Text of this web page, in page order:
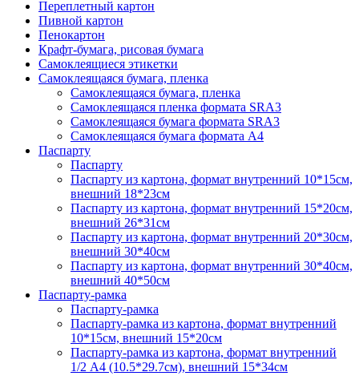
Переплетный картон
Пивной картон
Пенокартон
Крафт-бумага, рисовая бумага
Самоклеящиеся этикетки
Самоклеящаяся бумага, пленка
Самоклеящаяся бумага, пленка
Самоклеящаяся пленка формата SRА3
Самоклеящаяся бумага формата SRА3
Самоклеящаяся бумага формата А4
Паспарту
Паспарту
Паспарту из картона, формат внутренний 10*15см,
внешний 18*23см
Паспарту из картона, формат внутренний 15*20см,
внешний 26*31см
Паспарту из картона, формат внутренний 20*30см,
внешний 30*40см
Паспарту из картона, формат внутренний 30*40см,
внешний 40*50см
Паспарту-рамка
Паспарту-рамка
Паспарту-рамка из картона, формат внутренний
10*15см, внешний 15*20см
Паспарту-рамка из картона, формат внутренний
1/2 А4 (10.5*29.7см), внешний 15*34см